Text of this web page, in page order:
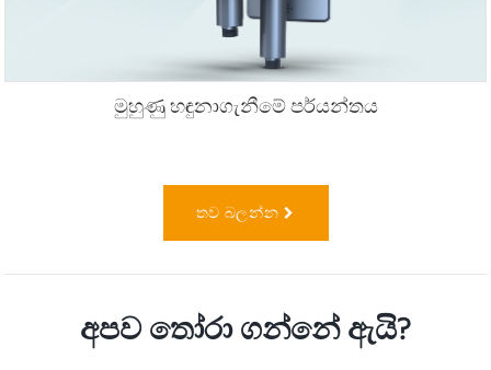
මුහුණු හඳුනාගැනීමේ පර්යන්තය
තව බලන්න
අපව තෝරා ගන්නේ ඇයි?